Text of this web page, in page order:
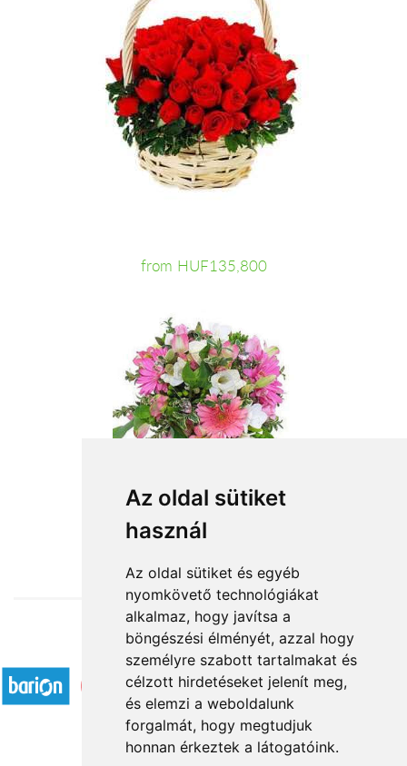
Az oldal sütiket
használ
Az oldal sütiket és egyéb
nyomkövető technológiákat
alkalmaz, hogy javítsa a
böngészési élményét, azzal hogy
személyre szabott tartalmakat és
célzott hirdetéseket jelenít meg,
és elemzi a weboldalunk
forgalmát, hogy megtudjuk
honnan érkeztek a látogatóink.
from HUF135,800
from HUF20,600
Accepted payment methods